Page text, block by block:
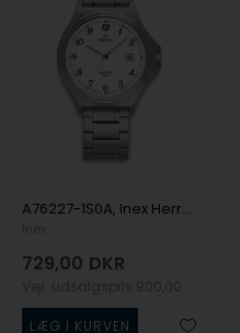
A76227-1S0A, Inex Herre, 39,5mm Quartz Herre m/lænke
729,00 DKR